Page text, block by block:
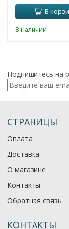
В
В наличии
Подпишитесь на
СТРАНИЦЫ
Оплата
Доставка
О магазине
Контакты
Обратная связь
КОНТАКТЫ